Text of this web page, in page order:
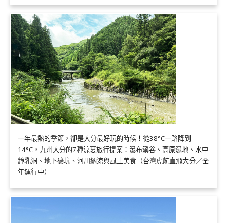
一年最熱的季節，卻是大分最好玩的時候！從38°C一路降到
14°C，九州大分的7種涼夏旅行提案：瀑布溪谷、高原濕地、水中
鐘乳洞、地下礦坑、河川納涼與風土美食（台灣虎航直飛大分／全
年運行中）